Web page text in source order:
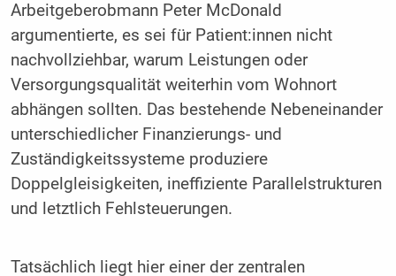
Arbeitgeberobmann Peter McDonald
argumentierte, es sei für Patient:innen nicht
nachvollziehbar, warum Leistungen oder
Versorgungsqualität weiterhin vom Wohnort
abhängen sollten. Das bestehende Nebeneinander
unterschiedlicher Finanzierungs- und
Zuständigkeitssysteme produziere
Doppelgleisigkeiten, ineffiziente Parallelstrukturen
und letztlich Fehlsteuerungen.
Tatsächlich liegt hier einer der zentralen